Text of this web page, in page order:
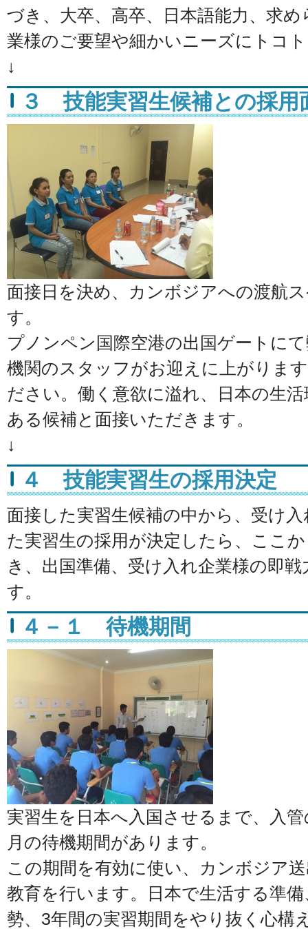
づき、大卒、高卒、日本語能力、求
業様のご要望や細かいニーズにトコ
↓
３ 技能実習生候補との採用
面接日を決め、カンボジアへの渡航
す。
プノンペン国際空港の出国ゲートに
機関のスタッフがお迎えに上がりま
ださい。働く意欲に溢れ、日本の生
ある候補と面接いただきます。
↓
４ 技能実習生の採用決定
面接した実習生候補の中から、受け
た実習生の採用が決定したら、ここ
き、出国準備、受け入れ企業様の即
す。
４－１ 待機期間
実習生を日本へ入国させるまで、入
月の待機期間があります。
この期間を有効に使い、カンボジア
教育を行います。日本で生活する準
勢、3年間の実習期間をやり抜く心構